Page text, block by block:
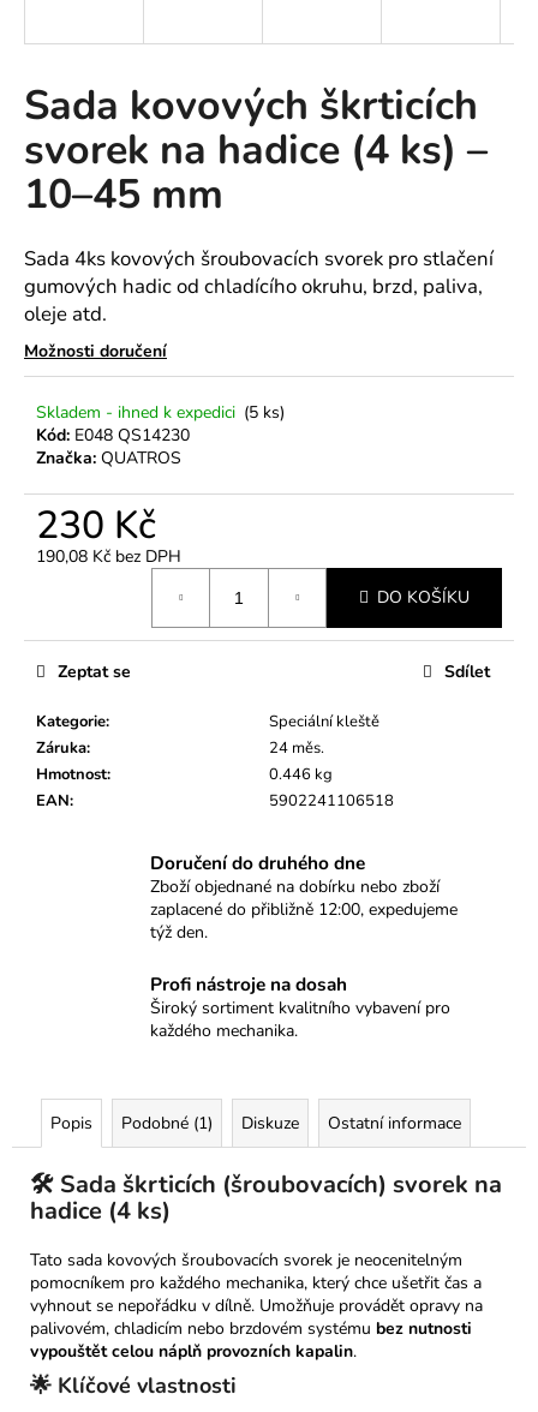
Sada kovových škrticích
svorek na hadice (4 ks) –
10–45 mm
Sada 4ks kovových šroubovacích svorek pro stlačení
gumových hadic od chladícího okruhu, brzd, paliva,
oleje atd.
Možnosti doručení
Skladem - ihned k expedici (5 ks)
Kód: E048 QS14230
Značka: QUATROS
230 Kč
190,08 Kč bez DPH
DO KOŠÍKU
Kategorie:
Speciální kleště
Záruka:
24 měs.
Hmotnost:
0.446 kg
EAN: 5902241106518
Zeptat se Sdílet
Doručení do druhého dne
Zboží objednané na dobírku nebo zboží
zaplacené do přibližně 12:00, expedujeme
týž den.
Profi nástroje na dosah
Široký sortiment kvalitního vybavení pro
každého mechanika.
Popis Podobné (1) Diskuze Ostatní informace
🛠️ Sada škrticích (šroubovacích) svorek na
hadice (4 ks)
Tato sada kovových šroubovacích svorek je neocenitelným
pomocníkem pro každého mechanika, který chce ušetřit čas a
vyhnout se nepořádku v dílně. Umožňuje provádět opravy na
palivovém, chladicím nebo brzdovém systému bez nutnosti
vypouštět celou náplň provozních kapalin.
🌟 Klíčové vlastnosti
í
t
?
HLEDAT
D
o
p
o
r
u
m
PŘÍPRAVEK
NA
MONTÁŽ
PRUŽIN